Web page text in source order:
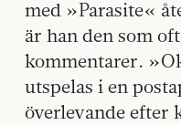
med »Parasite«
är han den som
kommentarer.
utspelas i en
överlevande efter